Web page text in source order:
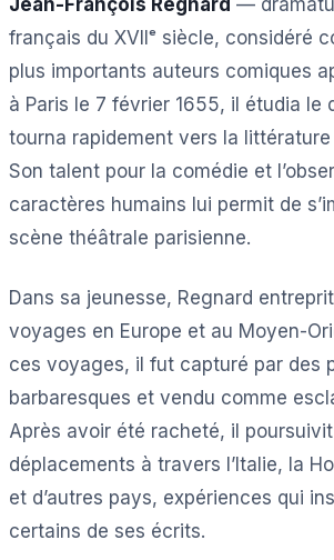
français du XVIIᵉ siècle, considéré
plus importants auteurs comiques
à Paris le 7 février 1655, il étudia le
tourna rapidement vers la
Son talent pour la comédie et
caractères humains lui permit de
scène théâtrale parisienne.
Dans sa jeunesse, Regnard
voyages en Europe et au Moyen-
ces voyages, il fut capturé par des
barbaresques et vendu comme
Après avoir été racheté, il
déplacements à travers l’Italie, la
et d’autres pays, expériences qui
certains de ses écrits.